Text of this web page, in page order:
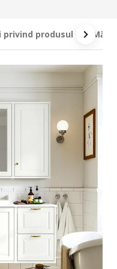
privind produsul